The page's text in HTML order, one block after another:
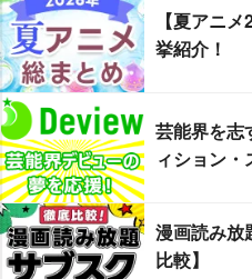
【夏アニ
挙紹介！
芸能界を
ィション
漫画読み放
比較】